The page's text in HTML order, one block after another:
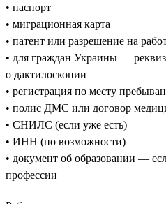
• паспорт
• миграционная карта
• патент или разрешение на
• для граждан Украины —
о дактилоскопии
• регистрация по месту
• полис ДМС или договор
• СНИЛС (если уже есть)
• ИНН (по возможности)
• документ об образовании —
профессии